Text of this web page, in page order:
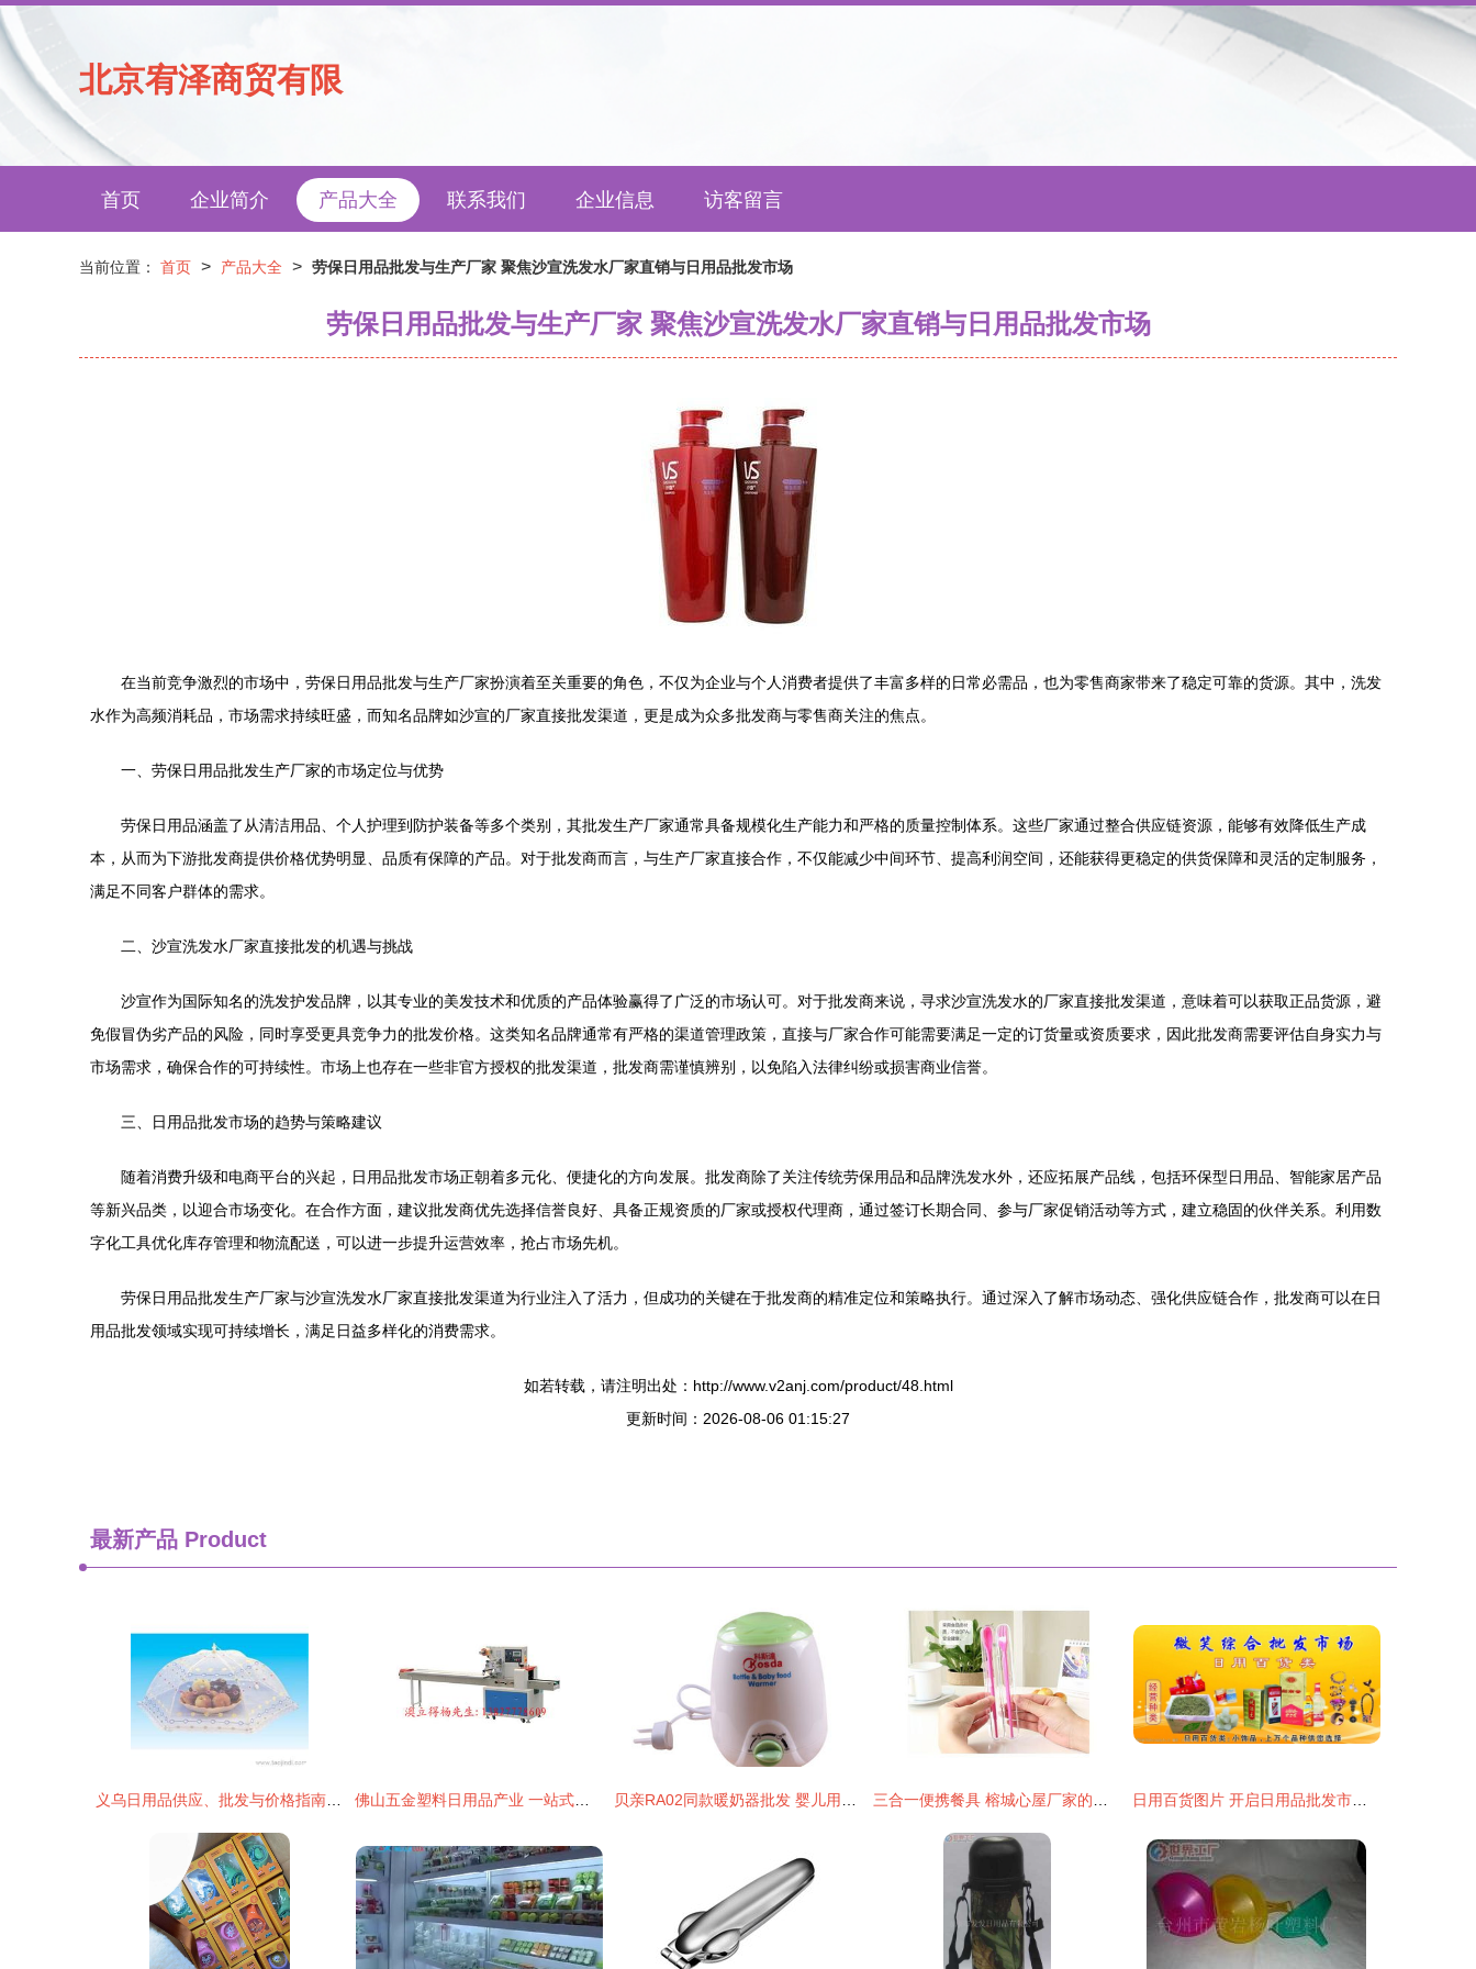
北京宥泽商贸有限
首页 企业简介 产品大全 联系我们 企业信息 访客留言
当前位置： 首页 > 产品大全 > 劳保日用品批发与生产厂家 聚焦沙宣洗发水厂家直销与日用品批发市场
劳保日用品批发与生产厂家 聚焦沙宣洗发水厂家直销与日用品批发市场
在当前竞争激烈的市场中，劳保日用品批发与生产厂家扮演着至关重要的角色，不仅为企业与个人消费者提供了丰富多样的日常必需品，也为零售商家带来了稳定可靠的货源。其中，洗发
水作为高频消耗品，市场需求持续旺盛，而知名品牌如沙宣的厂家直接批发渠道，更是成为众多批发商与零售商关注的焦点。
一、劳保日用品批发生产厂家的市场定位与优势
劳保日用品涵盖了从清洁用品、个人护理到防护装备等多个类别，其批发生产厂家通常具备规模化生产能力和严格的质量控制体系。这些厂家通过整合供应链资源，能够有效降低生产成
本，从而为下游批发商提供价格优势明显、品质有保障的产品。对于批发商而言，与生产厂家直接合作，不仅能减少中间环节、提高利润空间，还能获得更稳定的供货保障和灵活的定制服务，
满足不同客户群体的需求。
二、沙宣洗发水厂家直接批发的机遇与挑战
沙宣作为国际知名的洗发护发品牌，以其专业的美发技术和优质的产品体验赢得了广泛的市场认可。对于批发商来说，寻求沙宣洗发水的厂家直接批发渠道，意味着可以获取正品货源，避
免假冒伪劣产品的风险，同时享受更具竞争力的批发价格。这类知名品牌通常有严格的渠道管理政策，直接与厂家合作可能需要满足一定的订货量或资质要求，因此批发商需要评估自身实力与
市场需求，确保合作的可持续性。市场上也存在一些非官方授权的批发渠道，批发商需谨慎辨别，以免陷入法律纠纷或损害商业信誉。
三、日用品批发市场的趋势与策略建议
随着消费升级和电商平台的兴起，日用品批发市场正朝着多元化、便捷化的方向发展。批发商除了关注传统劳保用品和品牌洗发水外，还应拓展产品线，包括环保型日用品、智能家居产品
等新兴品类，以迎合市场变化。在合作方面，建议批发商优先选择信誉良好、具备正规资质的厂家或授权代理商，通过签订长期合同、参与厂家促销活动等方式，建立稳固的伙伴关系。利用数
字化工具优化库存管理和物流配送，可以进一步提升运营效率，抢占市场先机。
劳保日用品批发生产厂家与沙宣洗发水厂家直接批发渠道为行业注入了活力，但成功的关键在于批发商的精准定位和策略执行。通过深入了解市场动态、强化供应链合作，批发商可以在日
用品批发领域实现可持续增长，满足日益多样化的消费需求。
如若转载，请注明出处：http://www.v2anj.com/product/48.html
更新时间：2026-08-06 01:15:27
最新产品 Product